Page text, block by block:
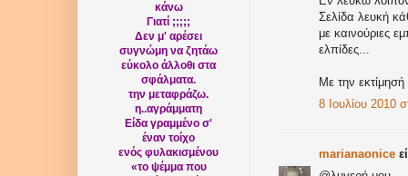
Σελίδα λευκή
με καινούριες
ελπίδες...
Με την
8 Ιουλίου 2010
marianaonice
κάνω
Γιατί ;;;;;
Δεν μ' αρέσει
συγνώμη να ζητάω
εύκολο άλλοθι στα
σφάλματα.
την μεταφράζω.
η..αγράμματη
Είδα γραμμένο σ'
έναν τοίχο
ενός φυλακισμένου
«το ψέμμα που